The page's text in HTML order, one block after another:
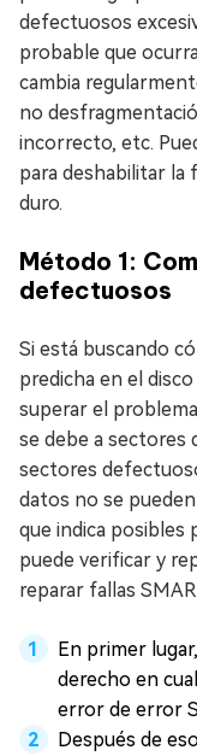
defectuosos
probable que
cambia
no
incorrecto, etc.
para deshabilitar la
duro.
Método 1:
defectuosos
Si está buscando
predicha en el
superar el
se debe a sectores
sectores
datos no se
que indica posibles
puede verificar y
reparar fallas
En primer
derecho en
error de error
Después de